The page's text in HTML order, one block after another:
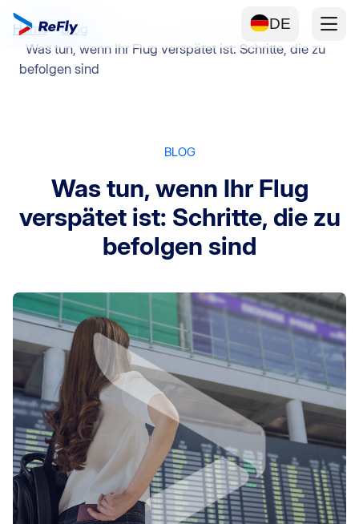
DE
Home
Blog
Was tun, wenn Ihr Flug verspätet ist: Schritte, die zu
befolgen sind
BLOG
Was tun, wenn Ihr Flug
verspätet ist: Schritte, die zu
befolgen sind